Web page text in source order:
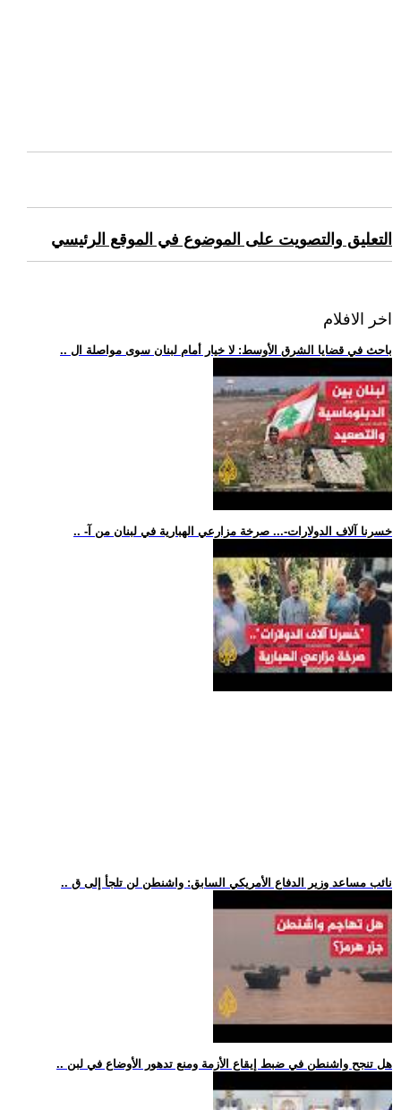
التعليق والتصويت على الموضوع في الموقع الرئيسي
اخر الافلام
.. باحث في قضايا الشرق الأوسط: لا خيار أمام لبنان سوى مواصلة ال
.. -خسرنا آلاف الدولارات-... صرخة مزارعي الهبارية في لبنان من آ
.. نائب مساعد وزير الدفاع الأمريكي السابق: واشنطن لن تلجأ إلى ق
.. هل تنجح واشنطن في ضبط إيقاع الأزمة ومنع تدهور الأوضاع في لبن